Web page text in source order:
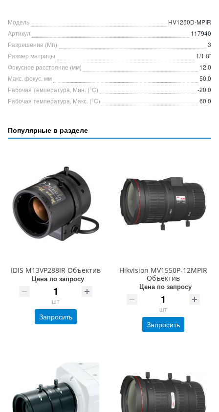
Модель
HV1250D-MPIR
Артикул
117940
Разрешение (Мп)
3
Размер матрицы
1/1.8"
Фокусное расстояние (мм)
12.0
Макс. фокус, мм
50.0
Рабочая температура, Мин. (°C)
-20.0
Рабочая температура, Макс. (°C)
60.0
Популярные в разделе
IDIS M13VP288IR Объектив
Цена по запросу
шт
Запросить
Hikvision MV1550P-12MPIR
Объектив
Цена по запросу
шт
Запросить